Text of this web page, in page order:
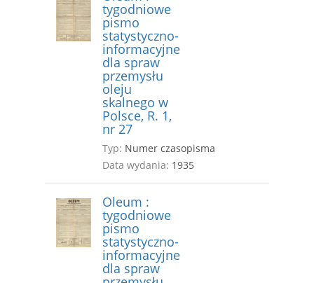
tygodniowe
pismo
statystyczno-
informacyjne
dla spraw
przemysłu
oleju
skalnego w
Polsce, R. 1,
nr 27
Typ: Numer czasopisma
Data wydania: 1935
Oleum :
tygodniowe
pismo
statystyczno-
informacyjne
dla spraw